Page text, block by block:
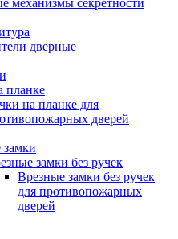
механизмы секретности
дверные
планке
на планке для
дверей
замки без ручек
Врезные замки без ручек
для противопожарных
дверей